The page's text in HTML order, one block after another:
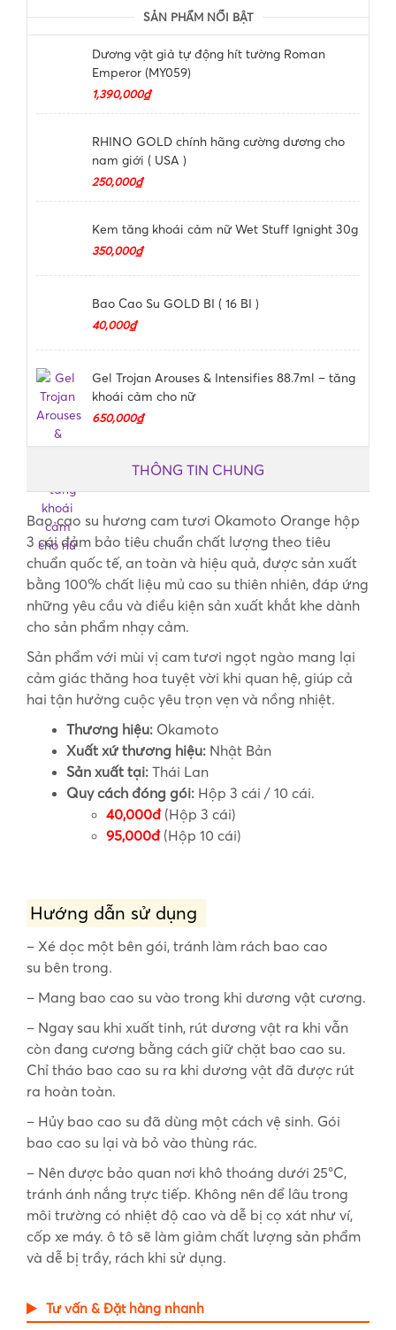
SẢN PHẨM NỔI BẬT
Dương vật giả tự động hít tường Roman
Emperor (MY059)
1,390,000₫
RHINO GOLD chính hãng cường dương cho
nam giới ( USA )
250,000₫
Kem tăng khoái cảm nữ Wet Stuff Ignight 30g
350,000₫
Bao Cao Su GOLD BI ( 16 BI )
40,000₫
Gel Trojan Arouses & Intensifies 88.7ml – tăng
khoái cảm cho nữ
650,000₫
THÔNG TIN CHUNG
Bao cao su hương cam tươi Okamoto Orange hộp
3 cái đảm bảo tiêu chuẩn chất lượng theo tiêu
chuẩn quốc tế, an toàn và hiệu quả, được sản xuất
bằng 100% chất liệu mủ cao su thiên nhiên, đáp ứng
những yêu cầu và điều kiện sản xuất khắt khe dành
cho sản phẩm nhạy cảm.
Sản phẩm với mùi vị cam tươi ngọt ngào mang lại
cảm giác thăng hoa tuyệt vời khi quan hệ, giúp cả
hai tận hưởng cuộc yêu trọn vẹn và nồng nhiệt.
Thương hiệu: Okamoto
Xuất xứ thương hiệu: Nhật Bản
Sản xuất tại: Thái Lan
Quy cách đóng gói: Hộp 3 cái / 10 cái.
40,000đ(Hộp 3 cái)
95,000đ(Hộp 10 cái)
Hướng dẫn sử dụng
– Xé dọc một bên gói, tránh làm rách bao cao
su bên trong.
– Mang bao cao su vào trong khi dương vật cương.
– Ngay sau khi xuất tinh, rút dương vật ra khi vẫn
còn đang cương bằng cách giữ chặt bao cao su.
Chỉ tháo bao cao su ra khi dương vật đã được rút
ra hoàn toàn.
– Hủy bao cao su đã dùng một cách vệ sinh. Gói
bao cao su lại và bỏ vào thùng rác.
– Nên được bảo quan nơi khô thoáng dưới 25°C,
tránh ánh nắng trực tiếp. Không nên để lâu trong
môi trường có nhiệt độ cao và dễ bị cọ xát như ví,
cốp xe máy. ô tô sẽ làm giảm chất lượng sản phẩm
và dễ bị trầy, rách khi sử dụng.
Tư vấn & Đặt hàng nhanh